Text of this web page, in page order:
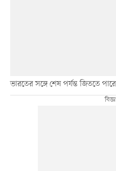
ভারতের সঙ্গে শেষ পর্যন্ত জিততে